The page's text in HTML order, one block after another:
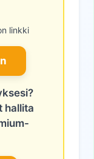
linkki
hallita